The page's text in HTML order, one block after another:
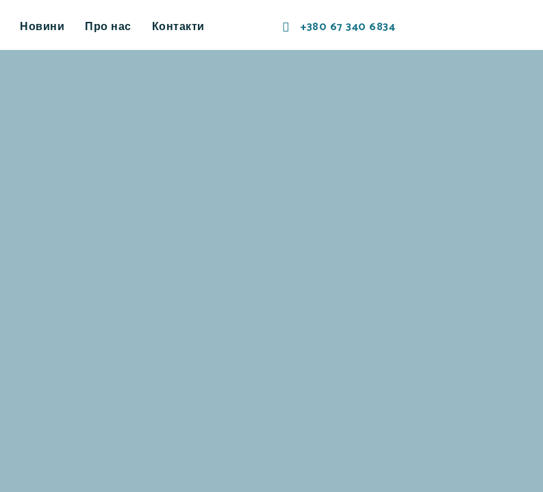
Новини Про нас Контакти +380 67 340 6834